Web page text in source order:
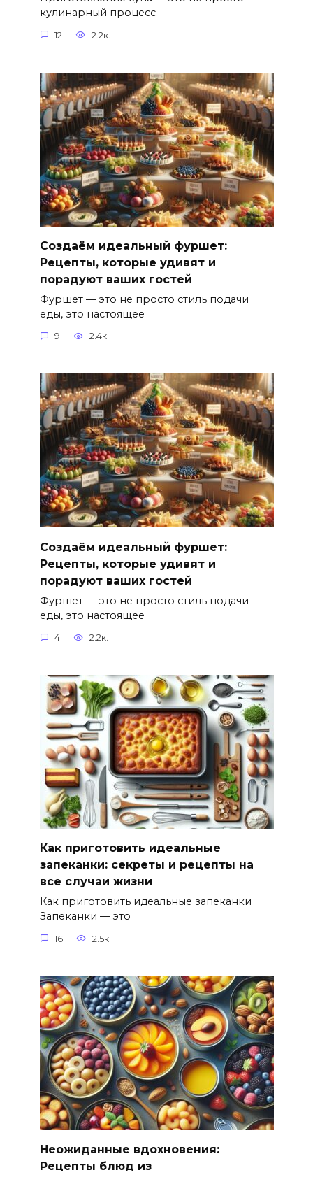
кулинарный процесс
12 2.2к.
Создаём идеальный фуршет:
Рецепты, которые удивят и
порадуют ваших гостей
Фуршет — это не просто стиль подачи
еды, это настоящее
9 2.4к.
Создаём идеальный фуршет:
Рецепты, которые удивят и
порадуют ваших гостей
Фуршет — это не просто стиль подачи
еды, это настоящее
4 2.2к.
Как приготовить идеальные
запеканки: секреты и рецепты на
все случаи жизни
Как приготовить идеальные запеканки
Запеканки — это
16 2.5к.
Неожиданные вдохновения:
Рецепты блюд из